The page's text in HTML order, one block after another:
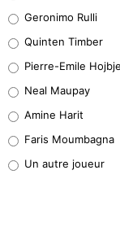
32%
5%
1%
9%
Geronimo Rulli
Quinten Timber
Pierre-Emile
Neal Maupay
Amine Harit
Faris Moumbagna
Un autre joueur